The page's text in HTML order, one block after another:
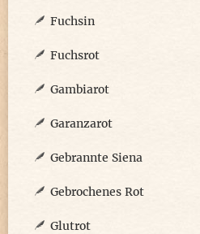
Fuchsin
Fuchsrot
Gambiarot
Garanzarot
Gebrannte Siena
Gebrochenes Rot
Glutrot